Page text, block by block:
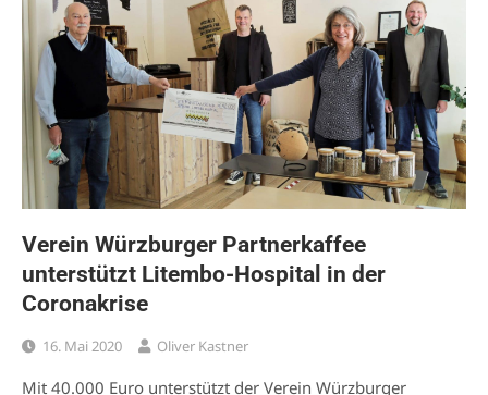
Verein Würzburger Partnerkaffee
unterstützt Litembo-Hospital in der
Coronakrise
16. Mai 2020 Oliver Kastner
Mit 40.000 Euro unterstützt der Verein Würzburger